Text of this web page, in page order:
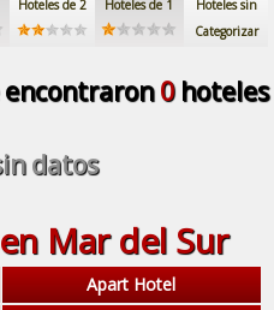
Hoteles de 2 Hoteles de 1
Hoteles sin
Categorizar
encontraron0hoteles
datos
Mar del Sur
Apart Hotel